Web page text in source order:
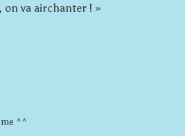
on va airchanter ! »
^^